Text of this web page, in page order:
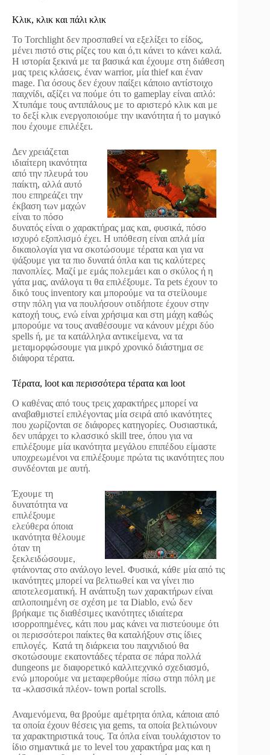
Kλικ, κλικ και πάλι κλικ
Το Torchlight δεν προσπαθεί να εξελίξει το είδος,
μένει πιστό στις ρίζες του και ό,τι κάνει το κάνει καλά.
Η ιστορία ξεκινά με τα βασικά και έχουμε στη διάθεση
μας τρεις κλάσεις, έναν warrior, μία thief και έναν
mage. Για όσους δεν έχουν παίξει κάποιο αντίστοιχο
παιχνίδι, αξίζει να πούμε ότι το gameplay είναι απλό:
Χτυπάμε τους αντιπάλους με το αριστερό κλικ και με
το δεξί κλικ ενεργοποιούμε την ικανότητα ή το μαγικό
που έχουμε επιλέξει.
Δεν χρειάζεται
ιδιαίτερη ικανότητα
από την πλευρά του
παίκτη, αλλά αυτό
που επηρεάζει την
έκβαση των μαχών
είναι το πόσο
δυνατός είναι ο χαρακτήρας μας και, φυσικά, πόσο
ισχυρό εξοπλισμό έχει. Η υπόθεση είναι απλά μία
δικαιολογία για να σκοτώσουμε τέρατα και για να
ψάξουμε για τα πιο δυνατά όπλα και τις καλύτερες
πανοπλίες. Μαζί με εμάς πολεμάει και ο σκύλος ή η
γάτα μας, ανάλογα τι θα επιλέξουμε. Τα pets έχουν το
δικό τους inventory και μπορούμε να τα στείλουμε
στην πόλη για να πουλήσουν οτιδήποτε έχουν στην
κατοχή τους, ενώ είναι χρήσιμα και στη μάχη καθώς
μπορούμε να τους αναθέσουμε να κάνουν μέχρι δύο
spells ή, με τα κατάλληλα αντικείμενα, να τα
μεταμορφώσουμε για μικρό χρονικό διάστημα σε
διάφορα τέρατα.
Τέρατα, loot και περισσότερα τέρατα και loot
Ο καθένας από τους τρεις χαρακτήρες μπορεί να
αναβαθμιστεί επιλέγοντας μία σειρά από ικανότητες
που χωρίζονται σε διάφορες κατηγορίες. Ουσιαστικά,
δεν υπάρχει το κλασσικό skill tree, όπου για να
επιλέξουμε μία ικανότητα μεγάλου επιπέδου είμαστε
υποχρεωμένοι να επιλέξουμε πρώτα τις ικανότητες που
συνδέονται με αυτή.
Έχουμε τη
δυνατότητα να
επιλέξουμε
ελεύθερα όποια
ικανότητα θέλουμε
όταν τη
ξεκλειδώσουμε,
φτάνοντας στο ανάλογο level. Φυσικά, κάθε μία από τις
ικανότητες μπορεί να βελτιωθεί και να γίνει πιο
αποτελεσματική. Η ανάπτυξη των χαρακτήρων είναι
απλοποιημένη σε σχέση με τα Diablo, ενώ δεν
βρήκαμε τις διαθέσιμες ικανότητες ιδιαίτερα
ισορροπημένες, κάτι που μας κάνει να πιστεύουμε ότι
οι περισσότεροι παίκτες θα καταλήξουν στις ίδιες
επιλογές. Κατά τη διάρκεια του παιχνιδιού θα
σκοτώσουμε εκατοντάδες τέρατα σε πάρα πολλά
dungeons με διαφορετικό καλλιτεχνικό σχεδιασμό,
ενώ μπορούμε να μεταφερθούμε πίσω στηn πόλη με
τα -κλασσικά πλέον- town portal scrolls.
Αναμενόμενα, θα βρούμε αμέτρητα όπλα, κάποια από
τα οποία έχουν θέσεις για gems, τα οποία βελτιώνουν
τα χαρακτηριστικά τους. Τα όπλα είναι τουλάχιστον το
ίδιο σημαντικά με το level του χαρακτήρα μας και η